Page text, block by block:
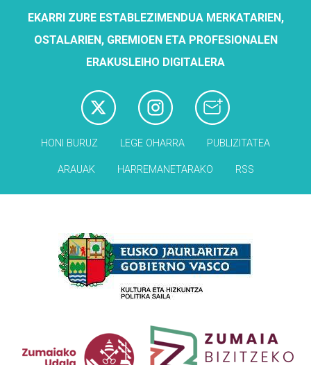
EKARRI ZURE ESTABLEZIMENDUA MERKATARIEN,
OSTALARIEN, GREMIOEN ETA PROFESIONALEN
ERAKUSLEIHO DIGITALERA
HONI BURUZ LEGE OHARRA PUBLIZITATEA
ARAUAK HARREMANETARAKO RSS